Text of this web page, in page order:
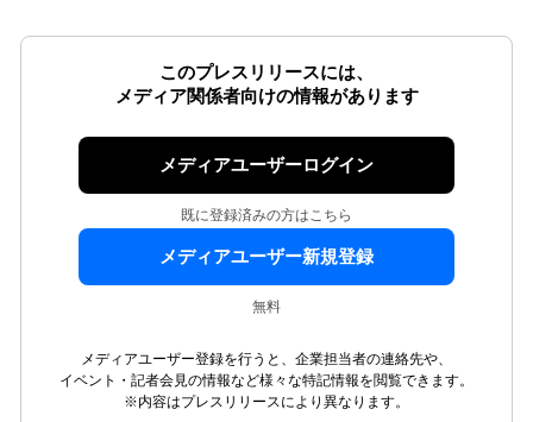
このプレスリリースには、
メディア関係者向けの情報があります
メディアユーザーログイン
既に登録済みの方はこちら
メディアユーザー新規登録
無料
メディアユーザー登録を行うと、企業担当者の連絡先や、
イベント・記者会見の情報など様々な特記情報を閲覧できます。
※内容はプレスリリースにより異なります。